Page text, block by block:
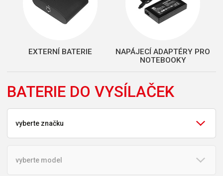
EXTERNÍ BATERIE
NAPÁJECÍ ADAPTÉRY PRO
NOTEBOOKY
BATERIE DO VYSÍLAČEK
vyberte značku
vyberte model